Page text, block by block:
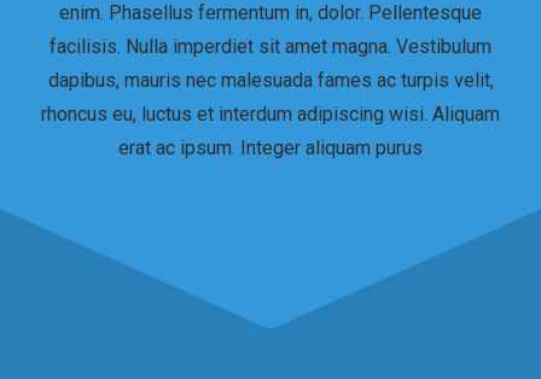
enim. Phasellus fermentum in, dolor. Pellentesque
facilisis. Nulla imperdiet sit amet magna. Vestibulum
dapibus, mauris nec malesuada fames ac turpis velit,
rhoncus eu, luctus et interdum adipiscing wisi. Aliquam
erat ac ipsum. Integer aliquam purus